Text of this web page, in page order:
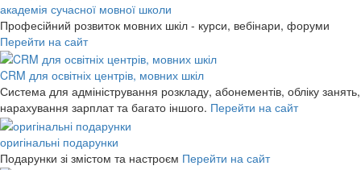
академія сучасної мовної школи
Професійний розвиток мовних шкіл - курси, вебінари, форуми
Перейти на сайт
CRM для освітніх центрів, мовних шкіл
Система для адміністрування розкладу, абонементів, обліку занять,
нарахування зарплат та багато іншого. Перейти на сайт
оригінальні подарунки
Подарунки зі змістом та настроєм Перейти на сайт